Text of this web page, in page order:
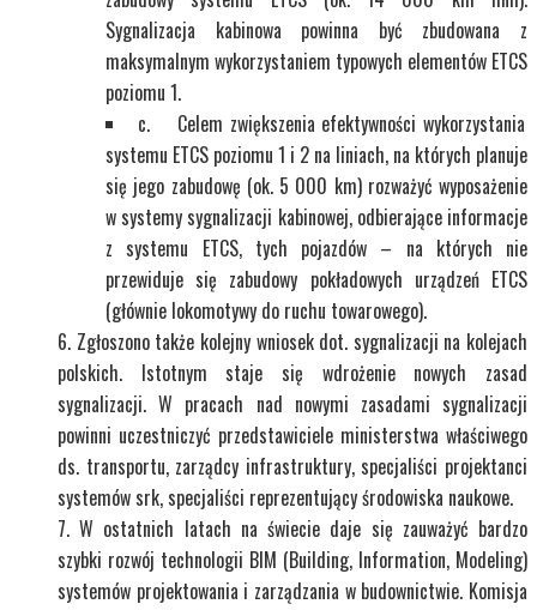
Sygnalizacja kabinowa powinna być zbudowana z
maksymalnym wykorzystaniem typowych elementów ETCS
poziomu 1.
c. Celem zwiększenia efektywności wykorzystania
systemu ETCS poziomu 1 i 2 na liniach, na których planuje
się jego zabudowę (ok. 5 000 km) rozważyć wyposażenie
w systemy sygnalizacji kabinowej, odbierające informacje
z systemu ETCS, tych pojazdów – na których nie
przewiduje się zabudowy pokładowych urządzeń ETCS
(głównie lokomotywy do ruchu towarowego).
Zgłoszono także kolejny wniosek dot. sygnalizacji na kolejach
polskich. Istotnym staje się wdrożenie nowych zasad
sygnalizacji. W pracach nad nowymi zasadami sygnalizacji
powinni uczestniczyć przedstawiciele ministerstwa właściwego
ds. transportu, zarządcy infrastruktury, specjaliści projektanci
systemów srk, specjaliści reprezentujący środowiska naukowe.
W ostatnich latach na świecie daje się zauważyć bardzo
szybki rozwój technologii BIM (Building, Information, Modeling)
systemów projektowania i zarządzania w budownictwie. Komisja